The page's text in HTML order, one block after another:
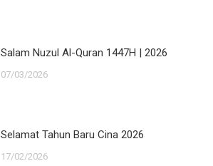
Salam Nuzul Al-Quran 1447H | 2026
07/03/2026
Selamat Tahun Baru Cina 2026
17/02/2026